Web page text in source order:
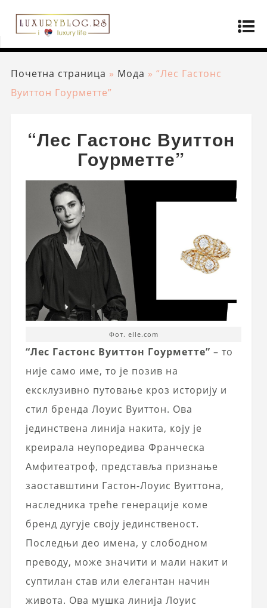
Почетна страница » Мода » “Лес Гастонс
Вуиттон Гоурметте”
“Лес Гастонс Вуиттон
Гоурметте”
Фот. elle.com
“Лес Гастонс Вуиттон Гоурметте” – то
није само име, то је позив на
ексклузивно путовање кроз историју и
стил бренда Лоуис Вуиттон. Ова
јединствена линија накита, коју је
креирала неупоредива Франческа
Амфитеатроф, представља признање
заоставштини Гастон-Лоуис Вуиттона,
наследника треће генерације коме
бренд дугује своју јединственост.
Последњи део имена, у слободном
преводу, може значити и мали накит и
суптилан став или елегантан начин
живота. Ова мушка линија Лоуис